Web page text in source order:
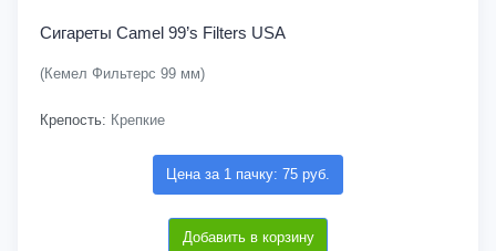
Сигареты Camel 99’s Filters USA
(Кемел Фильтерс 99 мм)
Крепость: Крепкие
Цена за 1 пачку: 75 руб.
Добавить в корзину